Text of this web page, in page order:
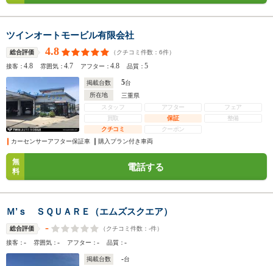
ツインオートモービル有限会社
総合評価 4.8 （クチコミ件数： 6件）
接客：4.8 雰囲気：4.7 アフター：4.8 品質：5
掲載台数 5台
所在地
三重県
スタッフ
アフター
フェア
買取
保証
整備
クチコミ
クーポン
カーセンサーアフター保証車
購入プラン付き車両
無
料
電話する
Ｍ’ｓ ＳＱＵＡＲＥ（エムズスクエア）
総合評価 - （クチコミ件数： -件）
接客：- 雰囲気：- アフター：- 品質：-
掲載台数 -台